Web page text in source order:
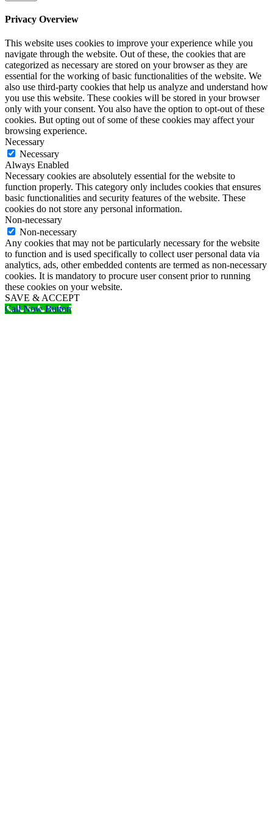
Privacy Overview
This website uses cookies to improve your experience while you
navigate through the website. Out of these, the cookies that are
categorized as necessary are stored on your browser as they are
essential for the working of basic functionalities of the website. We
also use third-party cookies that help us analyze and understand how
you use this website. These cookies will be stored in your browser
only with your consent. You also have the option to opt-out of these
cookies. But opting out of some of these cookies may affect your
browsing experience.
Necessary
Necessary
Always Enabled
Necessary cookies are absolutely essential for the website to
function properly. This category only includes cookies that ensures
basic functionalities and security features of the website. These
cookies do not store any personal information.
Non-necessary
Non-necessary
Any cookies that may not be particularly necessary for the website
to function and is used specifically to collect user personal data via
analytics, ads, other embedded contents are termed as non-necessary
cookies. It is mandatory to procure user consent prior to running
these cookies on your website.
SAVE & ACCEPT
Call Now Button